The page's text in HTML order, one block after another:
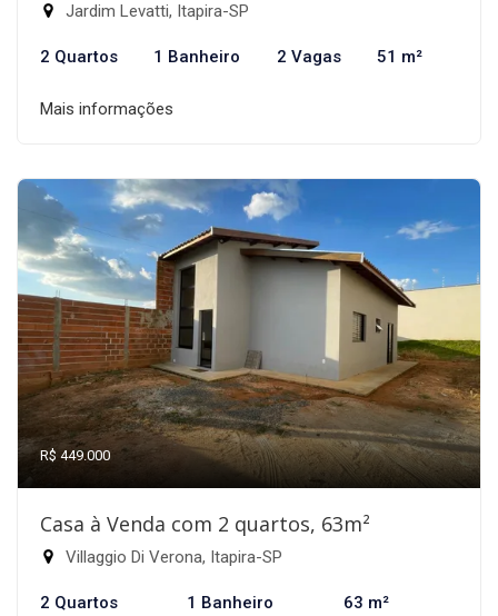
Jardim Levatti, Itapira-SP
2 Quartos 1 Banheiro 2 Vagas 51 m²
Mais informações
R$ 449.000
Casa à Venda com 2 quartos, 63m²
Villaggio Di Verona, Itapira-SP
2 Quartos 1 Banheiro 63 m²